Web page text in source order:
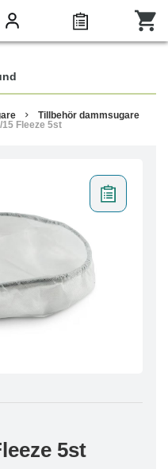
Tillbehör dammsugare
Fleeze 5st
5st